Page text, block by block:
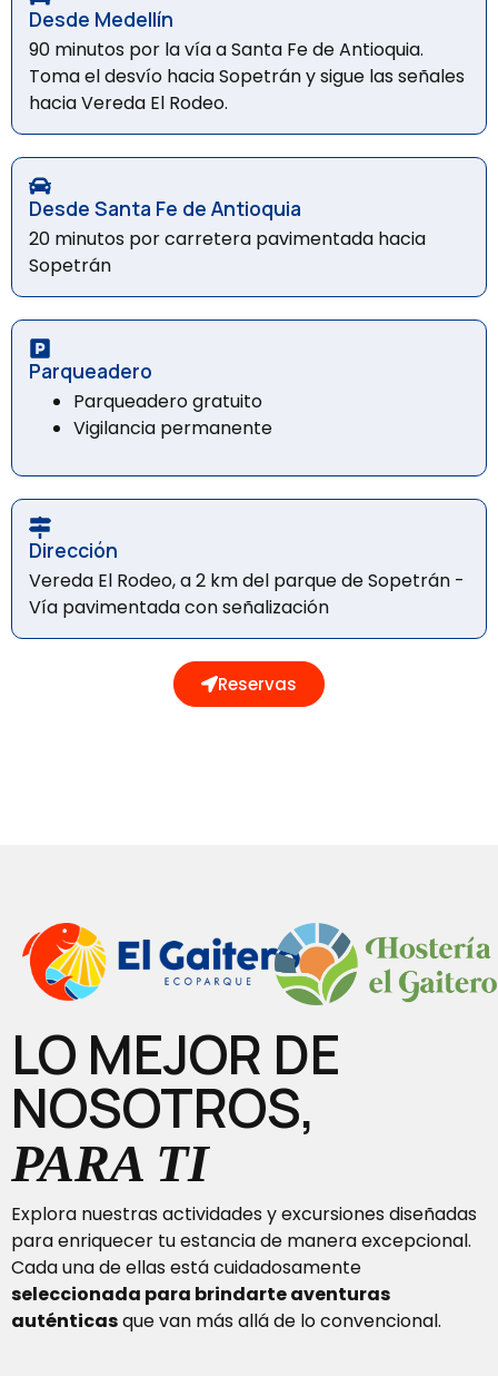
Desde Medellín
90 minutos por la vía a Santa Fe de Antioquia.
Toma el desvío hacia Sopetrán y sigue las señales
hacia Vereda El Rodeo.
Desde Santa Fe de Antioquia
20 minutos por carretera pavimentada hacia
Sopetrán
Parqueadero
Parqueadero gratuito
Vigilancia permanente
Dirección
Vereda El Rodeo, a 2 km del parque de Sopetrán -
Vía pavimentada con señalización
Reservas
LO MEJOR DE
NOSOTROS,
PARA TI
Explora nuestras actividades y excursiones diseñadas
para enriquecer tu estancia de manera excepcional.
Cada una de ellas está cuidadosamente
seleccionada para brindarte aventuras
auténticasque van más allá de lo convencional.